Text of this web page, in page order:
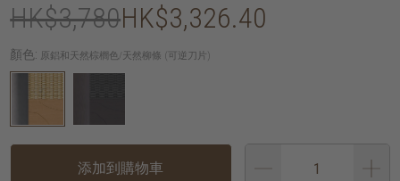
HK$3,780HK$3,326.40
顏色: 原鋁和天然棕櫚色/天然柳條 (可逆刀片)
添加到購物車